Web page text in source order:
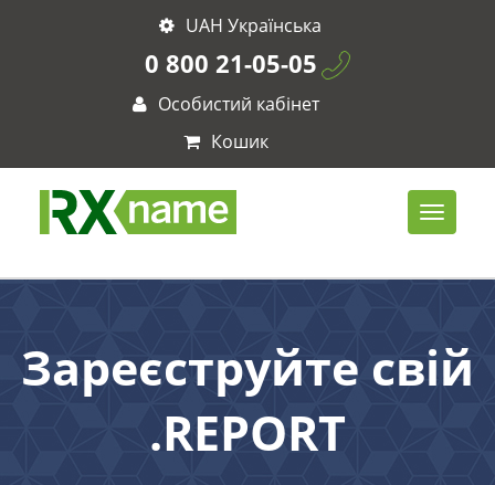
UAH Українська
0 800 21-05-05
Особистий кабінет
Кошик
Зареєструйте свій
.REPORT